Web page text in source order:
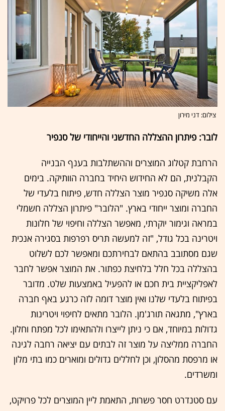
צילום: דני מירון
לובר: פיתרון ההצללה החדשני והייחודי של סנפיר
הרחבת קטלוג המוצרים וההשתלבות בענף הבנייה
הקבלנית, הם לא החידוש היחיד בחברה הוותיקה. בימים
אלה משיקה סנפיר מוצר הצללה חדש, פיתוח בלעדי של
החברה ומוצר ייחודי בארץ. "הלובר" פיתרון הצללה חשמלי
במראה וגימור יוקרתי, מאפשר הצללה וחיפוי של חלונות
ויטרינה בכל גודל, "זה למעשה תריס רפרפות בסגירה אנכית
שגם מסתובב בהתאם לבחירתכם ומאפשר לכם לשלוט
בהצללה בכל חלל בלחיצת כפתור. את המוצר אפשר לחבר
לאפליקציית בית חכם או להפעיל באמצעות שלט. מדובר
בפיתוח בלעדי שלנו ואין מוצר דומה לזה כרגע באף חברה
בארץ", מתגאה תורג'מן. הלובר מתאים לחיפוי ויטרינות
גדולות במיוחד, אם כי ניתן לייצרו ולהתאימו לכל מפתח וחלון.
החברה ממליצה על מוצר זה לבתים עם יציאה רחבה לגינה
או מרפסת מהסלון, וכן לחללים גדולים ומוארים כמו בתי מלון
ומשרדים.
עם סטנדרט חסר פשרות, התאמת ליין המוצרים לכל פרויקט,